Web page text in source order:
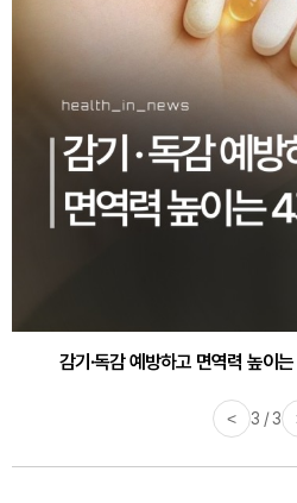
감기·독감 예방하고 면역력 높이
< 3 / 3